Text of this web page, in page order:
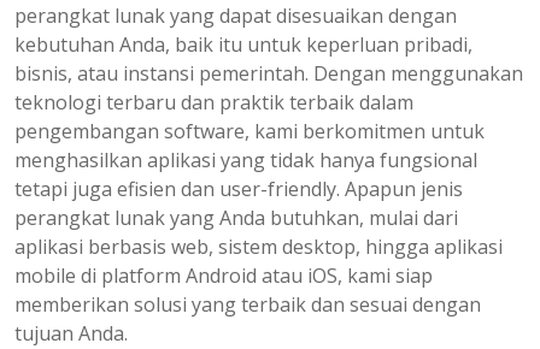
perangkat lunak yang dapat disesuaikan dengan
kebutuhan Anda, baik itu untuk keperluan pribadi,
bisnis, atau instansi pemerintah. Dengan menggunakan
teknologi terbaru dan praktik terbaik dalam
pengembangan software, kami berkomitmen untuk
menghasilkan aplikasi yang tidak hanya fungsional
tetapi juga efisien dan user-friendly. Apapun jenis
perangkat lunak yang Anda butuhkan, mulai dari
aplikasi berbasis web, sistem desktop, hingga aplikasi
mobile di platform Android atau iOS, kami siap
memberikan solusi yang terbaik dan sesuai dengan
tujuan Anda.